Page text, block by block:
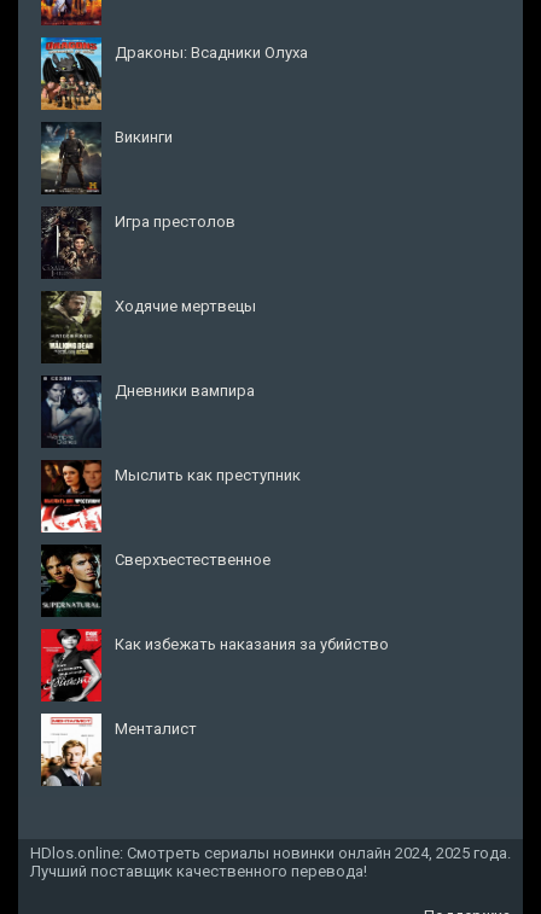
Драконы: Всадники Олуха
Викинги
Игра престолов
Ходячие мертвецы
Дневники вампира
Мыслить как преступник
Сверхъестественное
Как избежать наказания за убийство
Менталист
HDlos.online: Смотреть сериалы новинки онлайн 2024, 2025 года.
Лучший поставщик качественного перевода!